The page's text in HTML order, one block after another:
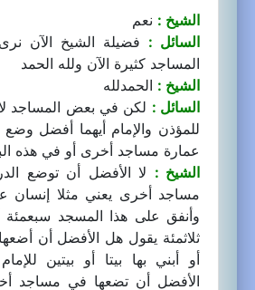
الشيخ : نعم
السائل : فضيلة الشيخ الآن
المساجد كثيرة الآن ولله الحمد
الشيخ : الحمدلله
السائل : لكن في بعض المساجد لا
للمؤذن والإمام أيهما أفضل
عمارة مساجد أخرى أو في هذه
الشيخ : لا الأفضل أن توضع
مساجد أخرى يعني مثلا إنسان
وأنفق على هذا المسجد
ثلاثمئة يقول هل الأفضل أن
أو أبني بها بيتا أو بيتين
الأفضل أن تضعها في مساجد